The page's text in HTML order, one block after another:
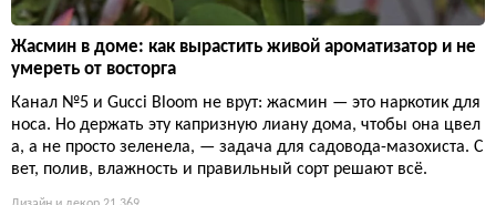
Жасмин в доме: как вырастить живой ароматизатор и не
умереть от восторга
Канал №5 и Gucci Bloom не врут: жасмин — это наркотик для
носа. Но держать эту капризную лиану дома, чтобы она цвел
а, а не просто зеленела, — задача для садовода-мазохиста. С
вет, полив, влажность и правильный сорт решают всё.